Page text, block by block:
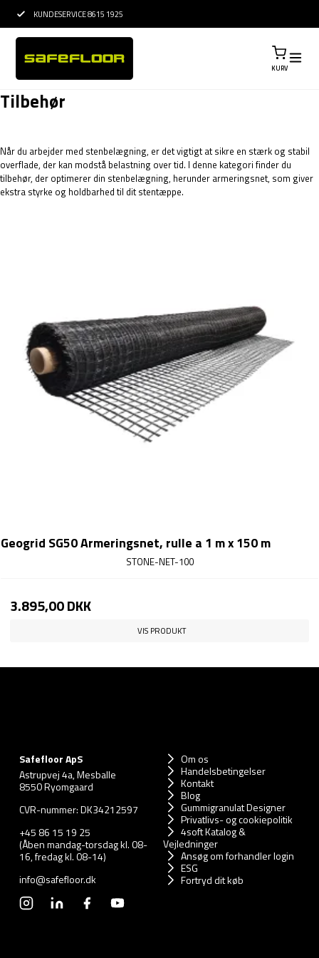
KUNDESERVICE 8615 1925
KURV
Tilbehør
Når du arbejder med stenbelægning, er det vigtigt at sikre en stærk og stabil
overflade, der kan modstå belastning over tid. I denne kategori finder du
tilbehør, der optimerer din stenbelægning, herunder armeringsnet, som giver
ekstra styrke og holdbarhed til dit stentæppe.
Geogrid SG50 Armeringsnet, rulle a 1 m x 150 m
STONE-NET-100
3.895,00 DKK
VIS PRODUKT
Safefloor ApS
Astrupvej 4a, Mesballe
8550 Ryomgaard
CVR-nummer: DK34212597
+45 86 15 19 25
(Åben mandag-torsdag kl. 08-
16, fredag kl. 08-14)
info@safefloor.dk
Om os
Handelsbetingelser
Kontakt
Blog
Gummigranulat Designer
Privatlivs- og cookiepolitik
4soft Katalog &
Vejledninger
Ansøg om forhandler login
ESG
Fortryd dit køb